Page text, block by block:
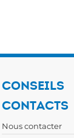
CONSEILS
CONTACTS
Nous contacter